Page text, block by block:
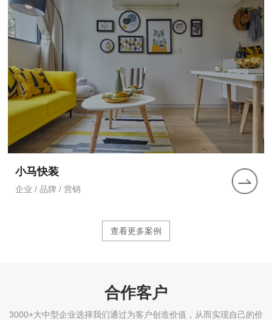
小马快装
企业 / 品牌 / 营销
查看更多案例
合作客户
3000+大中型企业选择我们通过为客户创造价值，从而实现自己的价